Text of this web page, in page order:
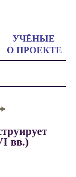
УЧЁНЫЕ
О ПРОЕКТЕ
вв.)